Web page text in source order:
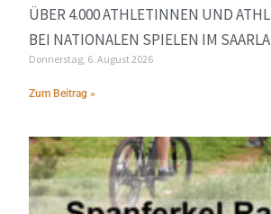
ÜBER 4.000 ATHLETINNEN UND
BEI NATIONALEN SPIELEN IM
Donnerstag, 6. August 2026
Zum Beitrag »